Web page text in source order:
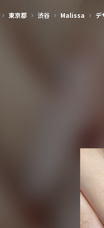
› 東京都 › 渋谷 › Malissa › デ